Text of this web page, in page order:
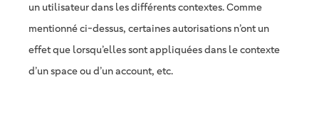
un utilisateur dans les différents contextes. Comme
mentionné ci-dessus, certaines autorisations n’ont un
effet que lorsqu’elles sont appliquées dans le contexte
d’un space ou d’un account, etc.